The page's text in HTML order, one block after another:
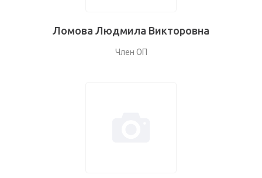
Ломова Людмила Викторовна
Член ОП